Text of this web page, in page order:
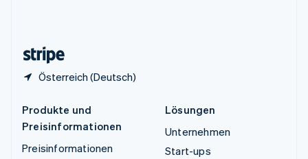
Österreich (Deutsch)
Produkte und
Preisinformationen
Preisinformationen
Lösungen
Unternehmen
Start-ups